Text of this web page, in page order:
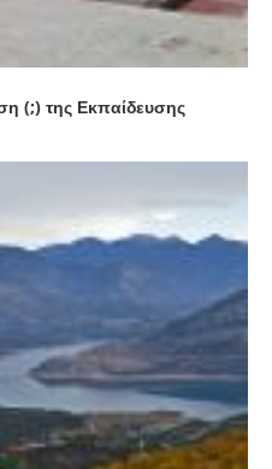
(;) της Εκπαίδευσης